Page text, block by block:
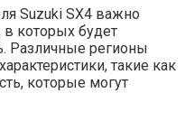
Suzuki SX4 важно
в которых будет
Различные регионы
такие как
которые могут